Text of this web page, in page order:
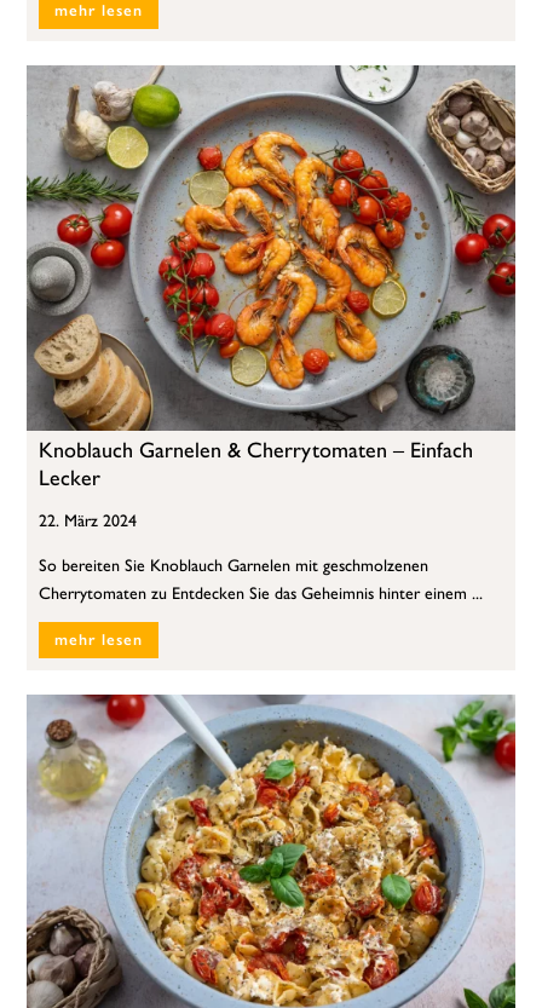
mehr lesen
Knoblauch Garnelen & Cherrytomaten – Einfach
Lecker
22. März 2024
So bereiten Sie Knoblauch Garnelen mit geschmolzenen
Cherrytomaten zu Entdecken Sie das Geheimnis hinter einem ...
mehr lesen